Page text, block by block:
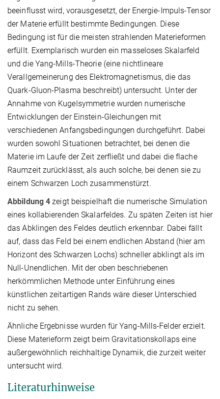
beeinflusst wird, vorausgesetzt, der Energie-Impuls-Tensor
der Materie erfüllt bestimmte Bedingungen. Diese
Bedingung ist für die meisten strahlenden Materieformen
erfüllt. Exemplarisch wurden ein masseloses Skalarfeld
und die Yang-Mills-Theorie (eine nichtlineare
Verallgemeinerung des Elektromagnetismus, die das
Quark-Gluon-Plasma beschreibt) untersucht. Unter der
Annahme von Kugelsymmetrie wurden numerische
Entwicklungen der Einstein-Gleichungen mit
verschiedenen Anfangsbedingungen durchgeführt. Dabei
wurden sowohl Situationen betrachtet, bei denen die
Materie im Laufe der Zeit zerfließt und dabei die flache
Raumzeit zurücklässt, als auch solche, bei denen sie zu
einem Schwarzen Loch zusammenstürzt.
Abbildung 4 zeigt beispielhaft die numerische Simulation
eines kollabierenden Skalarfeldes. Zu späten Zeiten ist hier
das Abklingen des Feldes deutlich erkennbar. Dabei fällt
auf, dass das Feld bei einem endlichen Abstand (hier am
Horizont des Schwarzen Lochs) schneller abklingt als im
Null-Unendlichen. Mit der oben beschriebenen
herkömmlichen Methode unter Einführung eines
künstlichen zeitartigen Rands wäre dieser Unterschied
nicht zu sehen.
Ähnliche Ergebnisse wurden für Yang-Mills-Felder erzielt.
Diese Materieform zeigt beim Gravitationskollaps eine
außergewöhnlich reichhaltige Dynamik, die zurzeit weiter
untersucht wird.
Literaturhinweise